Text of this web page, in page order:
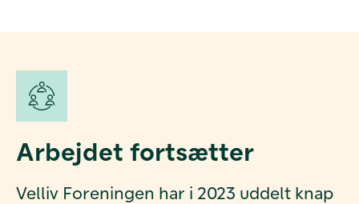
Arbejdet fortsætter
Velliv Foreningen har i 2023 uddelt knap